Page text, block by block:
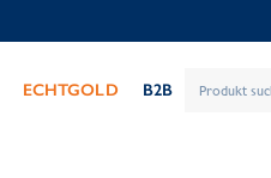
ECHTGOLD B2B